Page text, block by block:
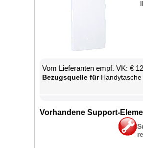
Vom Lie­fe­ran­ten empf. VK: €
Be­zugs­quel­le fürHan­dy­ta­sche
Vor­han­de­ne Sup­port-